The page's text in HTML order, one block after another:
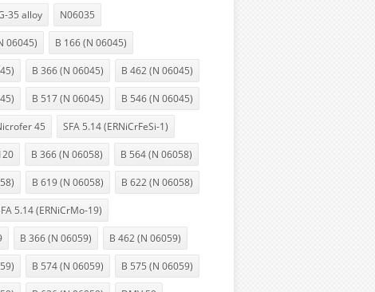
35 alloy N06035
06045) B 166 (N 06045)
B 366 (N 06045) B 462 (N 06045)
B 517 (N 06045) B 546 (N 06045)
45 SFA 5.14 (ERNiCrFeSi-1)
B 366 (N 06058) B 564 (N 06058)
B 619 (N 06058) B 622 (N 06058)
5.14 (ERNiCrMo-19)
B 366 (N 06059) B 462 (N 06059)
B 574 (N 06059) B 575 (N 06059)